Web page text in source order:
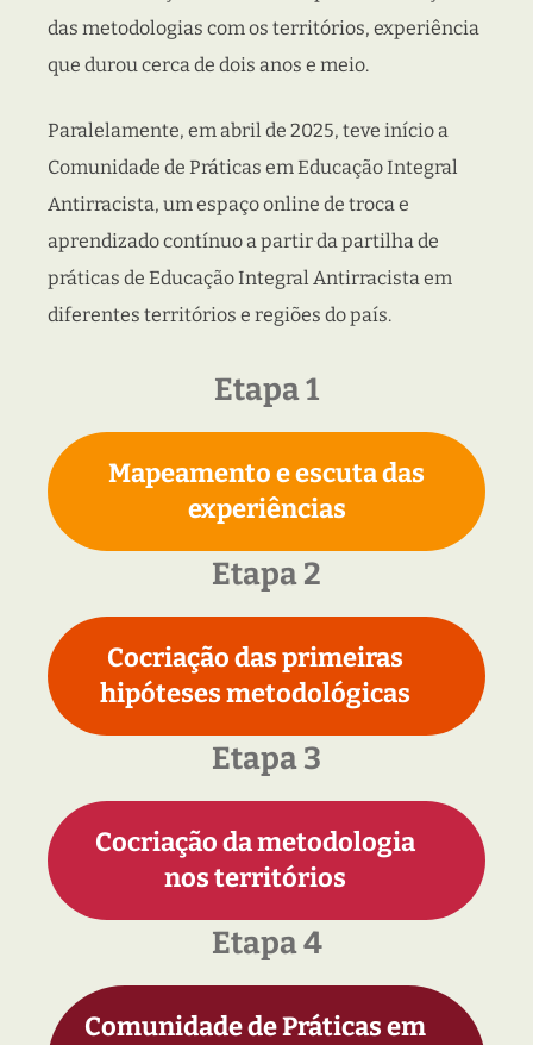
das metodologias com os territórios, experiência
que durou cerca de dois anos e meio.
Paralelamente, em abril de 2025, teve início a
Comunidade de Práticas em Educação Integral
Antirracista, um espaço online de troca e
aprendizado contínuo a partir da partilha de
práticas de Educação Integral Antirracista em
diferentes territórios e regiões do país.
Etapa 1
Mapeamento e escuta das
experiências
Etapa 2
Cocriação das primeiras
hipóteses metodológicas
Etapa 3
Cocriação da metodologia
nos territórios
Etapa 4
Comunidade de Práticas em